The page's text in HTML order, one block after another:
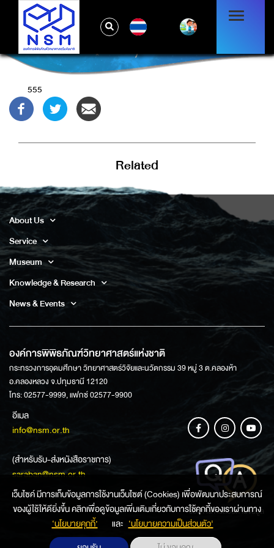
)
555
Related
About Us
Service
Museum
Knowledge & Research
News & Events
องค์การพิพิธภัณฑ์วิทยาศาสตร์แห่งชาติ
กระทรวงการอุดมศึกษา วิทยาศาสตร์วิจัยและนวัตกรรม 39 หมู่ 3 ต.คลองห้า
อ.คลองหลวง จ.ปทุมธานี 12120
โทร: 02577-9999, แฟกซ์ 02577-9900
อีเมล
info@nsm.or.th
(สำหรับรับ-ส่งหนังสือราชการ)
saraban@nsm.or.th
ช่องทางการสอบถามข้อมูล
เว็บไซค์ มีการเก็บข้อมูลการใช้งานเว็บไซต์ (Cookies) เพื่อพัฒนาประสบการณ์
ของผู้ใช้ให้ดียิ่งขึ้น คลิกเพื่อดูข้อมูลเพิ่มเติมเกี่ยวกับการใช้คุกกี้ของเราผ่านทาง
‘นโยบายคุกกี้’
และ ‘นโยบายความเป็นส่วนตัว'